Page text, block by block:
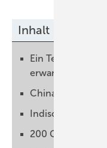
Inhalt
Ein Terawatt
erwartet
China baut mehr
Indischer
200 Gigawatt in